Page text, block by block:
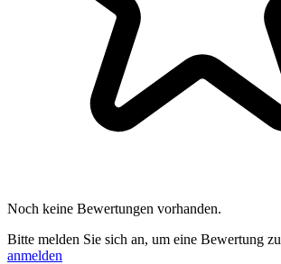
Noch keine Bewertungen vorhanden.
Bitte melden Sie sich an, um eine Bewertung
anmelden